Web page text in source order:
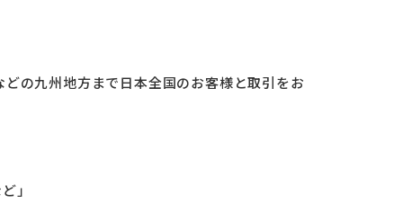
の九州地方まで日本全国のお客様と取引をお
」